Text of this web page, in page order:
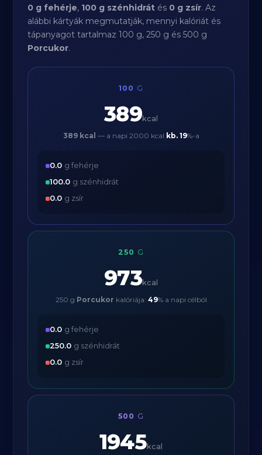
0 g fehérje, 100 g szénhidrát és 0 g zsír. Az
alábbi kártyák megmutatják, mennyi kalóriát és
tápanyagot tartalmaz 100 g, 250 g és 500 g
Porcukor.
100 G
389kcal
389 kcal — a napi 2000 kcal kb. 19%-a
0.0 g fehérje
100.0 g szénhidrát
0.0 g zsír
250 G
973kcal
250 g Porcukor kalóriája: 49% a napi célból
0.0 g fehérje
250.0 g szénhidrát
0.0 g zsír
500 G
1945kcal